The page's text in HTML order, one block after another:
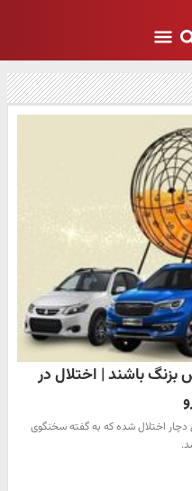
باشند | اختلال در
دچار اختلال شده که به گفته سخنگوی